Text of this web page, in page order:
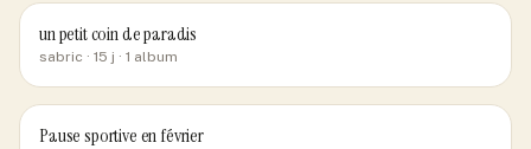
un petit coin de paradis
sabric · 15 j · 1 album
Pause sportive en février